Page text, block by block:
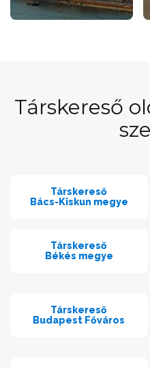
Társkereső
Társkereső
Bács-Kiskun megye
Társkereső
Békés megye
Társkereső
Budapest Főváros